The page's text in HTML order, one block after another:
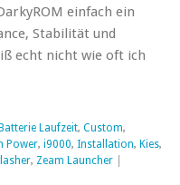
einfach ein
Stabilität und
echt nicht wie oft ich
Batterie Laufzeit, Custom,
Power, i9000, Installation, Kies,
, Zeam Launcher